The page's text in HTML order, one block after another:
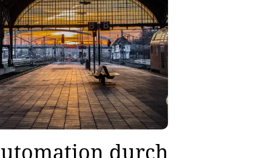
durch